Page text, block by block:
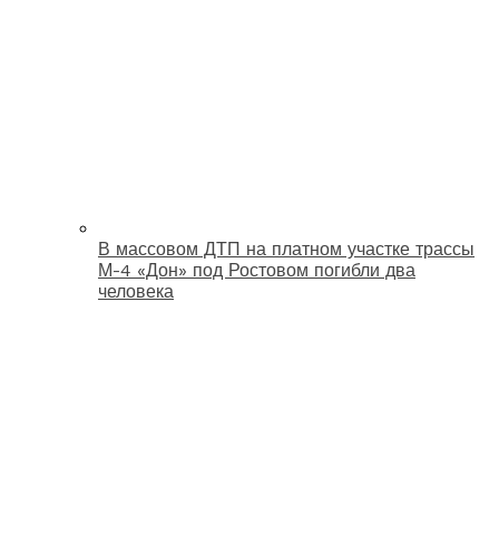
В массовом ДТП на платном участке трассы
М-4 «Дон» под Ростовом погибли два
человека